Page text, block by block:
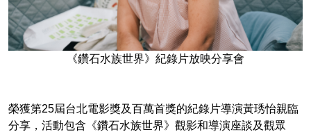
《鑽石水族世界》紀錄片放映分享會
榮獲第25屆台北電影獎及百萬首獎的紀錄片導演黃琇怡親臨
分享，活動包含《鑽石水族世界》觀影和導演座談及觀眾